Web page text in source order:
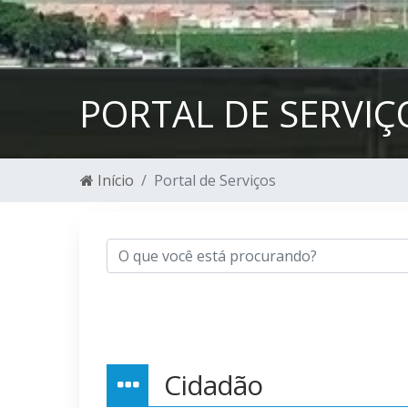
PORTAL DE
Início Portal de Serviços
Cidadão